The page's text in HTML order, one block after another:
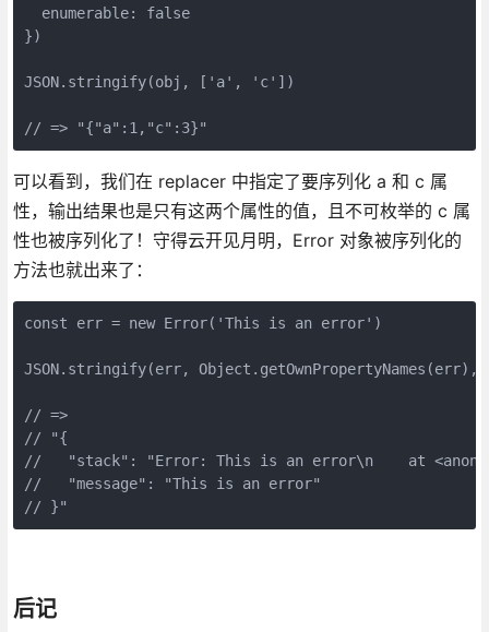
  enumerable: false
})
JSON.stringify(obj, ['a', 'c'])
// => "{"a":1,"c":3}"
可以看到，我们在 replacer 中指定了要序列化 a 和 c 属
性，输出结果也是只有这两个属性的值，且不可枚举的 c 属
性也被序列化了！守得云开见月明，Error 对象被序列化的
方法也就出来了：
const err = new Error('This is an error')
JSON.stringify(err, Object.getOwnPropertyNames(err),
// =>
// "{
//   "stack": "Error: This is an error\n    at
//   "message": "This is an error"
// }"
后记